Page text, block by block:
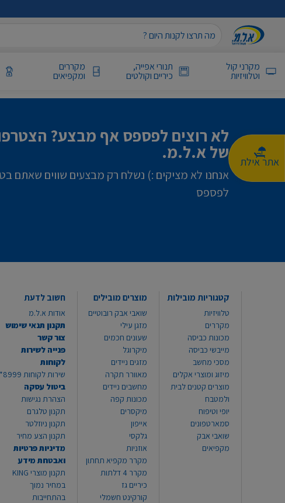
אתר אילת
מקרני קול
וטלוויזיות
תנורי אפייה,
כיריים וקולטים
מקררים
ומקפיאים
לא רוצים לפספס אף מבצע? הצטרפו
של א.ל.מ.
אנחנו לא מציקים :) נשלח רק מבצעים שווים שאתם
לפספס
קטגוריות מובילות
טלוויזיות
מקררים
מכונות כביסה
מייבשי כביסה
מסכי מחשב
מיזוג ומוצרי אקלים
מוצרים קטנים לבית
ולמטבח
יופי וטיפוח
סמארטפונים
שואבי אבק
מקפיאים
מוצרים מובילים
שואבי אבק רובוטיים
מזגן עילי
שעונים חכמים
מיקרוגל
מזגים ניידים
מאוורר תקרה
מחשבים ניידים
מכונות קפה
מיקסרים
אייפון
גלקסי
אוזניות
מקרר מקפיא תחתון
מקרר 4 דלתות
כיריים גז
קורקינט חשמלי
חשוב לדעת
אודות א.ל.מ
תקנון תנאי שימוש
צור קשר
פנייה לשירות
לקוחות
שירות לקוחות 8999*
ביטול עסקה
הצהרת נגישות
תקנון טלגרם
תקנון ניוזלטר
תקנון הצע מחיר
מדיניות פרטיות
ואבטחת מידע
תקנון מוצרי KING
במחיר נמוך
בהתחייבות